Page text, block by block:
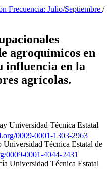
Frecuencia: Julio/Septiembre /
agroquímicos en
influencia en la
agrícolas.
Universidad Técnica Estatal
0009-0001-1303-2963
Universidad Técnica Estatal de
0009-0001-4044-2431
Universidad Técnica Estatal